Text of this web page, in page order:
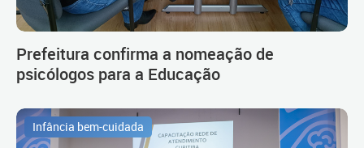
Prefeitura confirma a nomeação de
psicólogos para a Educação
Infância bem-cuidada